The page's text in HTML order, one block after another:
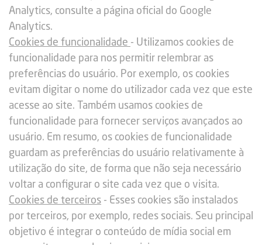
Analytics, consulte a página oficial do Google
Analytics.
Cookies de funcionalidade - Utilizamos cookies de
funcionalidade para nos permitir relembrar as
preferências do usuário. Por exemplo, os cookies
evitam digitar o nome do utilizador cada vez que este
acesse ao site. Também usamos cookies de
funcionalidade para fornecer serviços avançados ao
usuário. Em resumo, os cookies de funcionalidade
guardam as preferências do usuário relativamente à
utilização do site, de forma que não seja necessário
voltar a configurar o site cada vez que o visita.
Cookies de terceiros - Esses cookies são instalados
por terceiros, por exemplo, redes sociais. Seu principal
objetivo é integrar o conteúdo de mídia social em